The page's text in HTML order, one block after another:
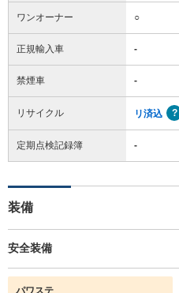
ワンオーナー ○
正規輸入車 -
禁煙車 -
リサイクル リ済込
定期点検記録簿 -
装備
安全装備
パワステ